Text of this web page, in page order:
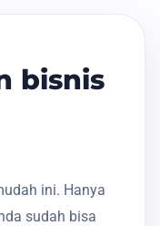
bisnis
ini. Hanya
sudah bisa